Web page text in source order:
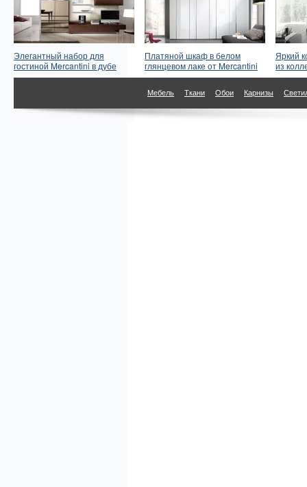
Элегантный набор для
гостиной Mercantini в дубе
Платяной шкаф в белом
глянцевом лаке от Mercantini
Яркий
из
Мебель Ткани Обои Карнизы